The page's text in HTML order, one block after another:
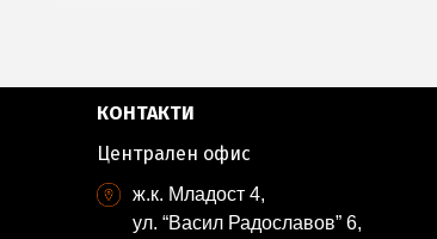
КОНТАКТИ
Централен офис
ж.к. Младост 4,
ул. “Васил Радославов” 6,